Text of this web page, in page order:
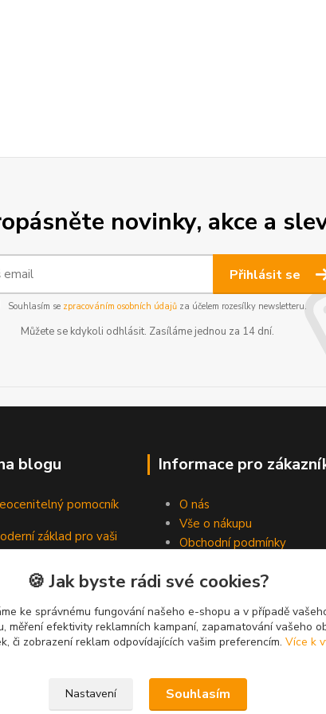
novinky, akce a
Přihlásit se
Souhlasím se zpracováním osobních údajůza účelem rozesílky newsletteru.
Můžete se kdykoli odhlásit. Zasíláme jednou za 14 dní.
blogu
pomocník
základ pro vaši
pevných spojů
Informace pro
O nás
Vše o nákupu
Obchodní podmínky
Blog
🍪 Jak byste rádi své cookies?
ke správnému fungování našeho e-shopu a v případě
měření efektivity reklamních kampaní, zapamatování vašeho
či zobrazení reklam odpovídajících vašim preferencím. Více k
Nastavení Souhlasím